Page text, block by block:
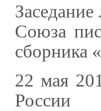
Союза
сборника
22 мая
России